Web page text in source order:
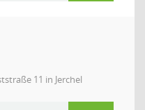
11 in Jerchel